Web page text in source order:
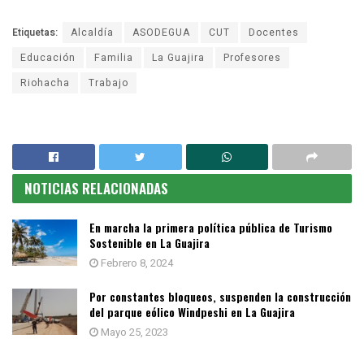
Etiquetas: Alcaldía ASODEGUA CUT
Docentes
Educación
Familia La Guajira
Profesores
Riohacha
Trabajo
NOTICIAS RELACIONADAS
En marcha la primera política pública de Turismo
Sostenible en La Guajira
Febrero 8, 2024
Por constantes bloqueos, suspenden la construcción
del parque eólico Windpeshi en La Guajira
Mayo 25, 2023